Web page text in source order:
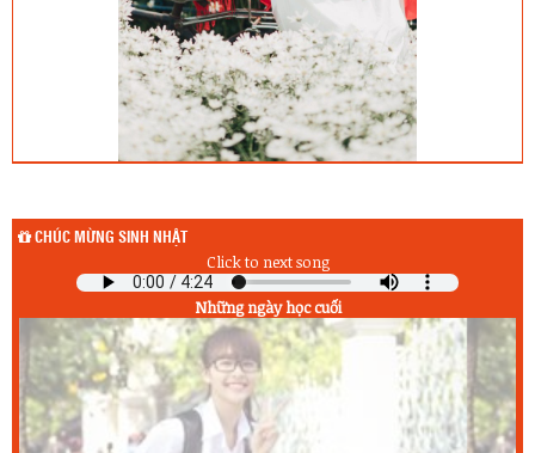
CHÚC MỪNG SINH NHẬT
Click to next song
Những ngày học cuối